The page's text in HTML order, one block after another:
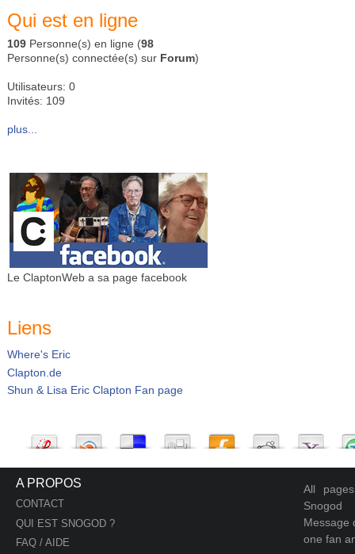
Qui est en ligne
109 Personne(s) en ligne (98
Personne(s) connectée(s) sur Forum)
Utilisateurs: 0
Invités: 109
plus...
Le ClaptonWeb a sa page facebook
Liens
Where's Eric
Clapton.de
Shun & Lisa Eric Clapton Fan page
A PROPOS
CONTACT
QUI EST SNOGOD ?
FAQ / AIDE
All
Snogod
Message
one fan